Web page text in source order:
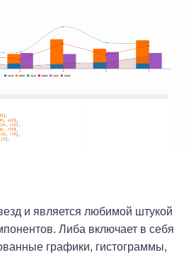
и является любимой штукой
Либа включает в себя
графики, гистограммы,